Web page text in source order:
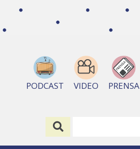
PODCAST VIDEO PRENSA